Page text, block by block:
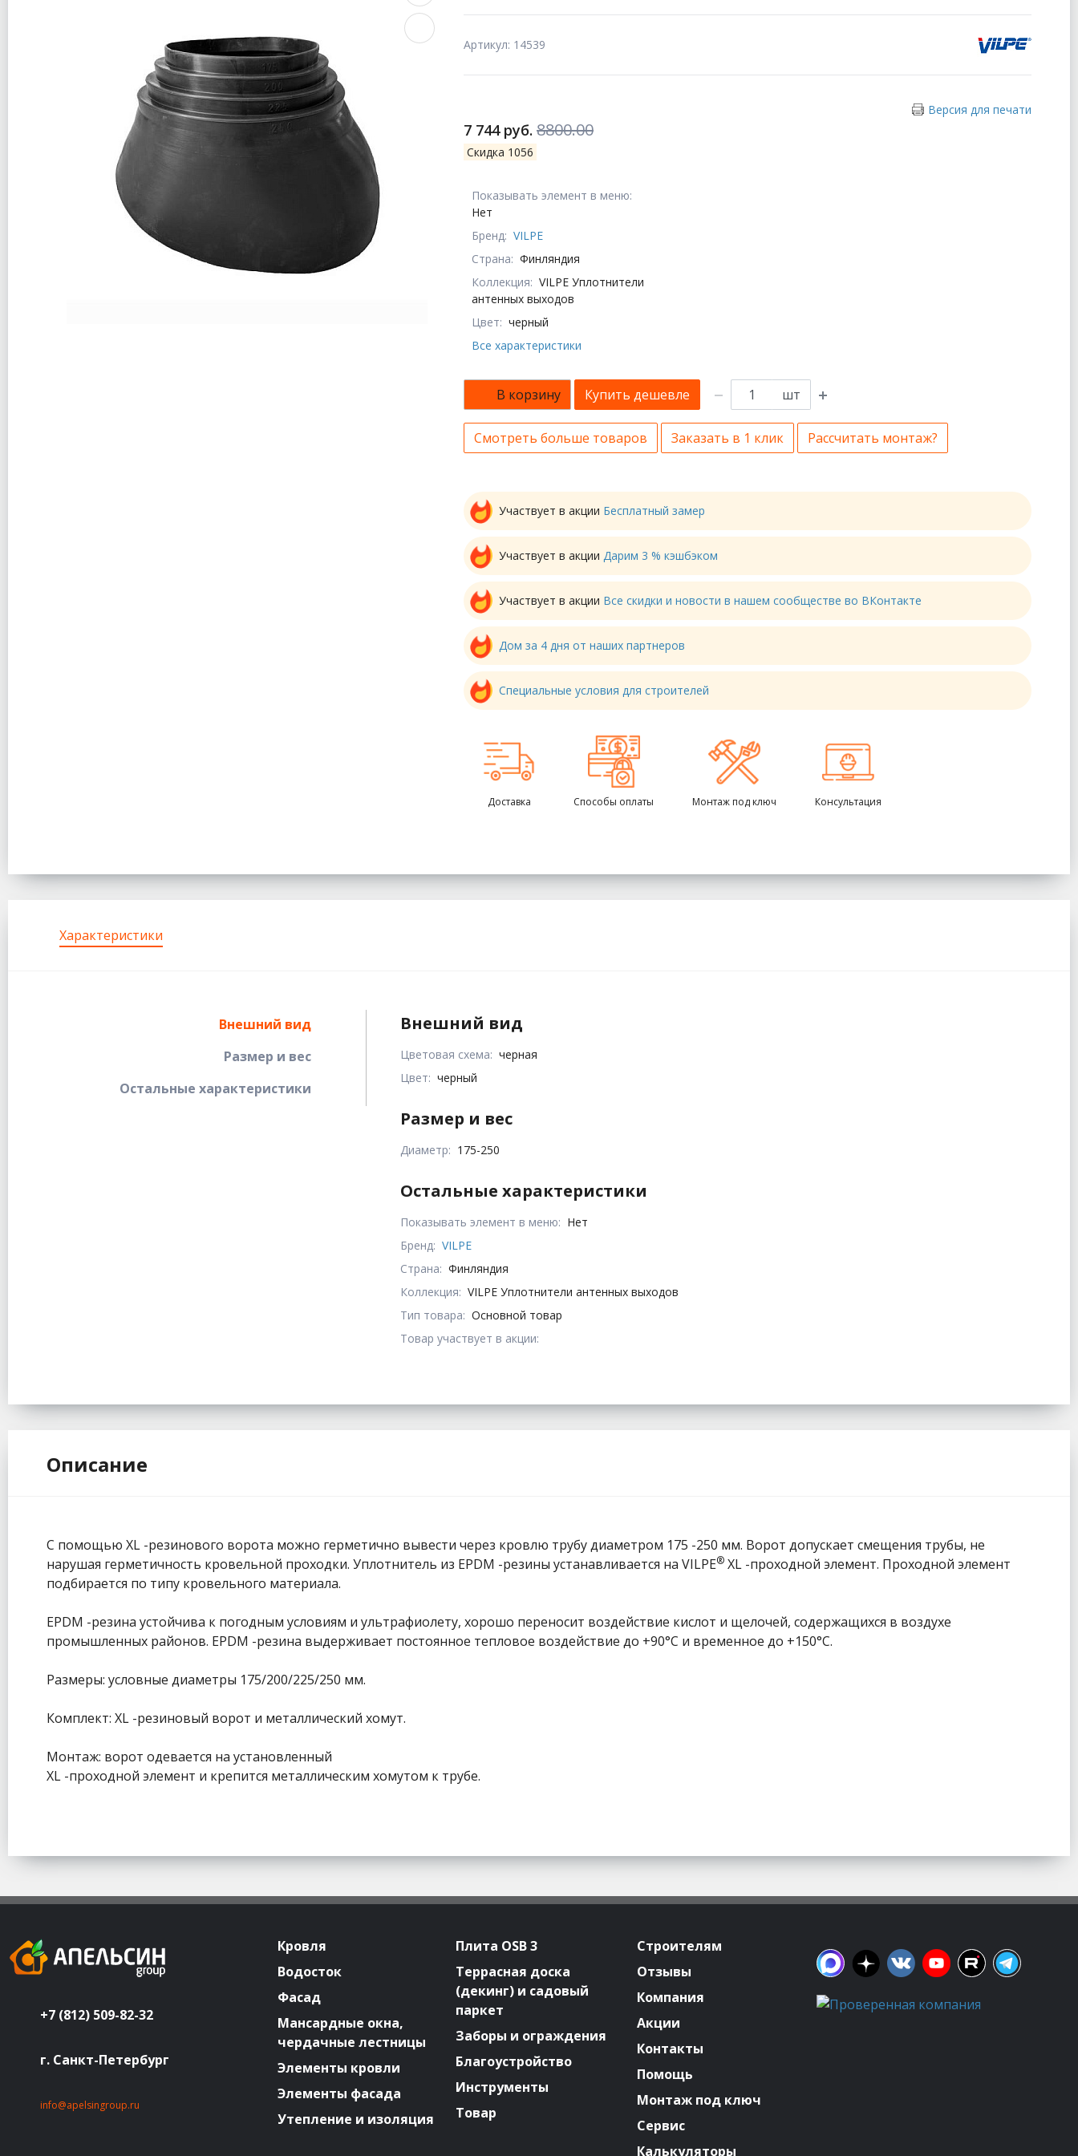
Артикул: 14539
Версия для печати
7 744 руб. 8800.00
Скидка 1056
Показывать элемент в меню:
Нет
Бренд: VILPE
Страна: Финляндия
Коллекция: VILPE Уплотнители
антенных выходов
Цвет: черный
Все характеристики
В корзину Купить дешевле шт
Смотреть больше товаров Заказать в 1 клик Рассчитать монтаж?
Участвует в акции Бесплатный замер
Участвует в акции Дарим 3 % кэшбэком
Участвует в акции Все скидки и новости в нашем сообществе во ВКонтакте
Дом за 4 дня от наших партнеров
Специальные условия для строителей
Доставка Способы оплаты Монтаж под ключ Консультация
Характеристики
Внешний вид
Размер и вес
Остальные характеристики
Внешний вид
Цветовая схема: черная
Цвет: черный
Размер и вес
Диаметр: 175-250
Остальные характеристики
Показывать элемент в меню: Нет
Бренд: VILPE
Страна: Финляндия
Коллекция: VILPE Уплотнители антенных выходов
Тип товара: Основной товар
Товар участвует в акции:
Описание
С помощью XL -резинового ворота можно герметично вывести через кровлю трубу диаметром 175 -250 мм. Ворот допускает смещения трубы, не
нарушая герметичность кровельной проходки. Уплотнитель из EPDM -резины устанавливается на VILPE® XL -проходной элемент. Проходной элемент
подбирается по типу кровельного материала.
EPDM -резина устойчива к погодным условиям и ультрафиолету, хорошо переносит воздействие кислот и щелочей, содержащихся в воздухе
промышленных районов. EPDM -резина выдерживает постоянное тепловое воздействие до +90°C и временное до +150°C.
Размеры: условные диаметры 175/200/225/250 мм.
Комплект: XL -резиновый ворот и металлический хомут.
Монтаж: ворот одевается на установленный
XL -проходной элемент и крепится металлическим хомутом к трубе.
+7 (812) 509-82-32
г. Санкт-Петербург
info@apelsingroup.ru
Кровля
Водосток
Фасад
Мансардные окна,
чердачные лестницы
Элементы кровли
Элементы фасада
Утепление и изоляция
Плита OSB 3
Террасная доска
(декинг) и садовый
паркет
Заборы и ограждения
Благоустройство
Инструменты
Товар
Строителям
Отзывы
Компания
Акции
Контакты
Помощь
Монтаж под ключ
Сервис
Калькуляторы